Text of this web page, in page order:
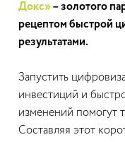
Докс» – золотого
рецептом быстрой
результатами.
Запустить
инвестиций и
изменений помогут
Составляя этот